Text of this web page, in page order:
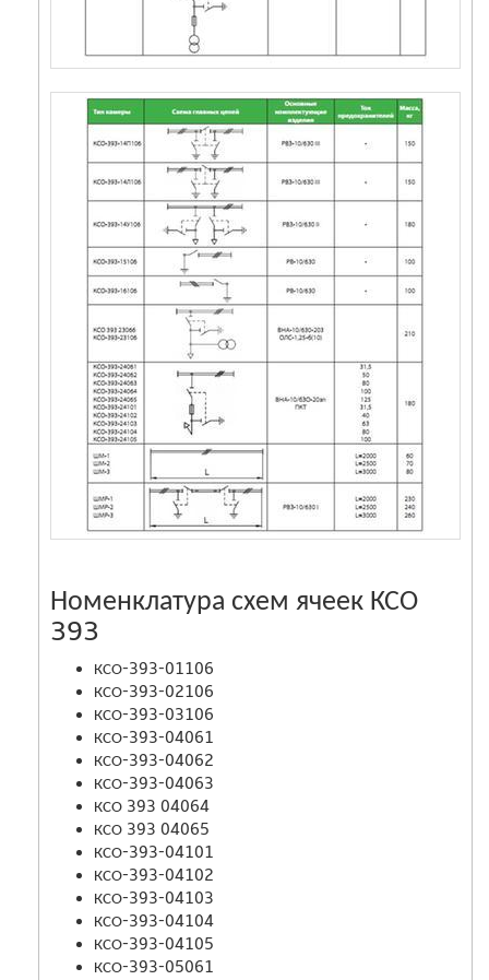
Номенклатура схем ячеек КСО
393
КСО-393-01106
КСО-393-02106
КСО-393-03106
КСО-393-04061
КСО-393-04062
КСО-393-04063
КСО 393 04064
КСО 393 04065
КСО-393-04101
КСО-393-04102
КСО-393-04103
КСО-393-04104
КСО-393-04105
КСО-393-05061